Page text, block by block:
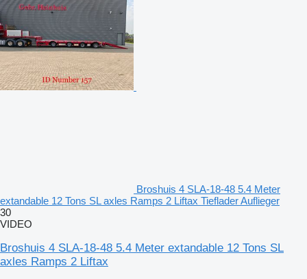
Broshuis 4 SLA-18-48 5.4 Meter
extandable 12 Tons SL axles Ramps 2 Liftax Tieflader Auflieger
30
VIDEO
Broshuis 4 SLA-18-48 5.4 Meter extandable 12 Tons SL
axles Ramps 2 Liftax